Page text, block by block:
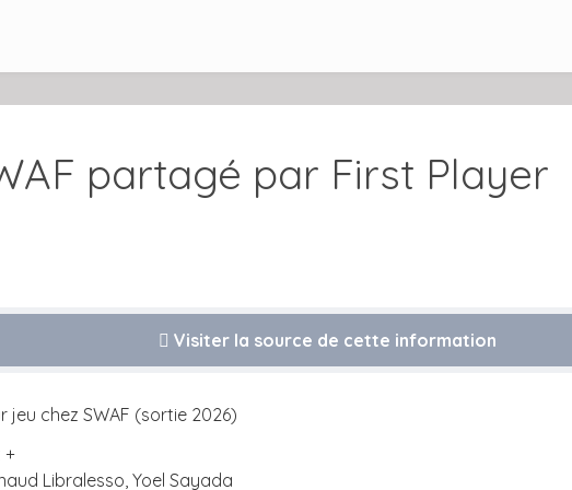
partagé par First Player
Visiter la source de cette information
chez SWAF (sortie 2026)
+
Libralesso, Yoel Sayada